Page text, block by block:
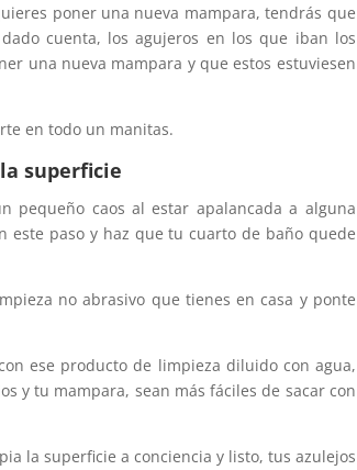
poner una nueva mampara, tendrás que
cuenta, los agujeros en los que iban los
una nueva mampara y que estos estuviesen
en todo un manitas.
superficie
pequeño caos al estar apalancada a alguna
este paso y haz que tu cuarto de baño quede
no abrasivo que tienes en casa y ponte
ese producto de limpieza diluido con agua,
y tu mampara, sean más fáciles de sacar con
la superficie a conciencia y listo, tus azulejos